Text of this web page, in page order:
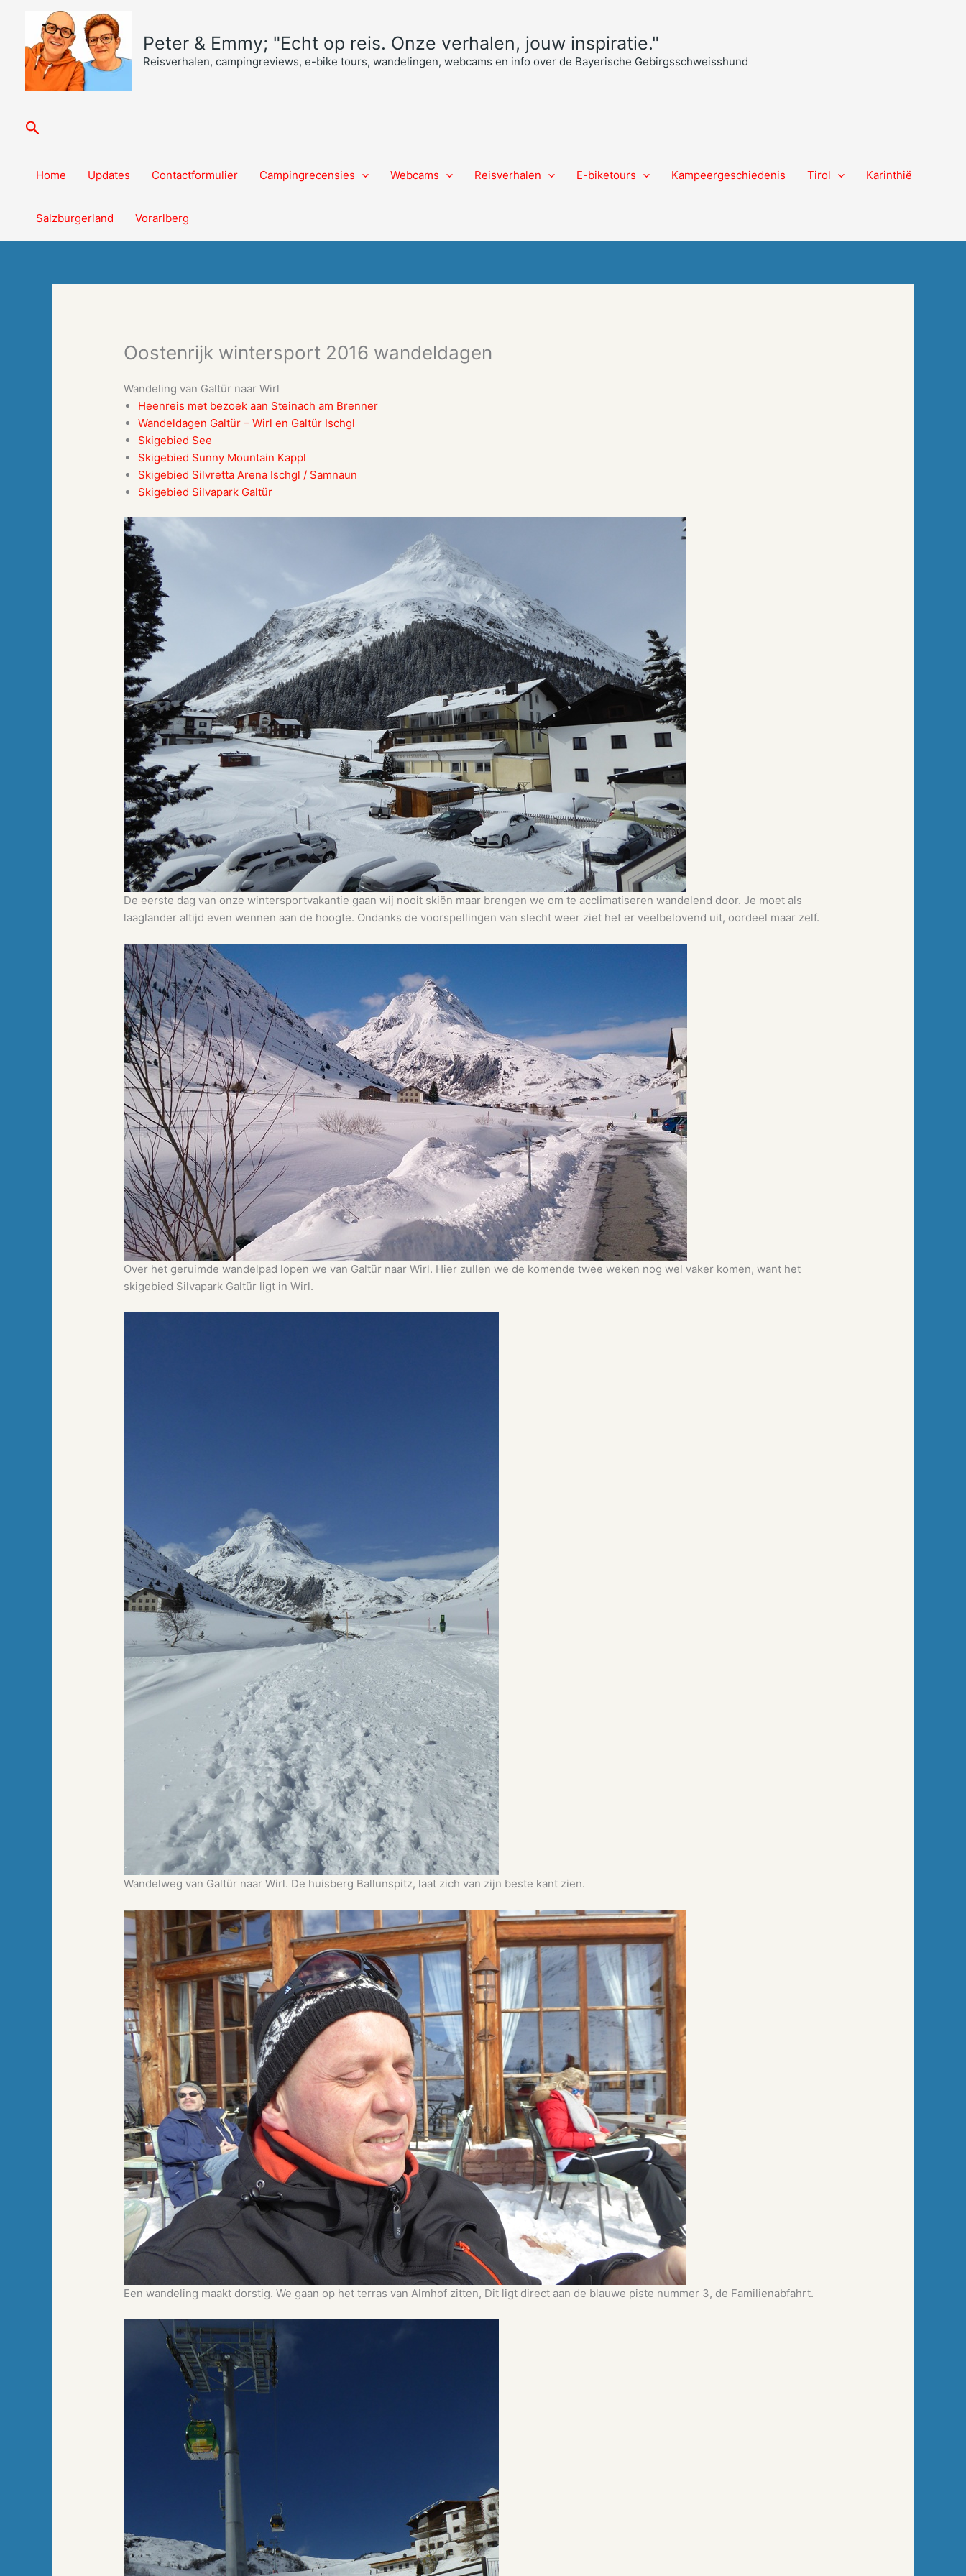
inhoud
Peter & Emmy; "Echt op reis. Onze verhalen, jouw inspiratie."
Reisverhalen, campingreviews, e-bike tours, wandelingen, webcams en info over de Bayerische Gebirgsschweisshund
Zoeken
Home Updates Contactformulier Campingrecensies Webcams Reisverhalen E-biketours Kampeergeschiedenis Tirol Karinthië
Salzburgerland Vorarlberg
Oostenrijk wintersport 2016 wandeldagen
Wandeling van Galtür naar Wirl
Heenreis met bezoek aan Steinach am Brenner
Wandeldagen Galtür – Wirl en Galtür Ischgl
Skigebied See
Skigebied Sunny Mountain Kappl
Skigebied Silvretta Arena Ischgl / Samnaun
Skigebied Silvapark Galtür
De eerste dag van onze wintersportvakantie gaan wij nooit skiën maar brengen we om te acclimatiseren wandelend door. Je moet als
laaglander altijd even wennen aan de hoogte. Ondanks de voorspellingen van slecht weer ziet het er veelbelovend uit, oordeel maar zelf.
Over het geruimde wandelpad lopen we van Galtür naar Wirl. Hier zullen we de komende twee weken nog wel vaker komen, want het
skigebied Silvapark Galtür ligt in Wirl.
Wandelweg van Galtür naar Wirl. De huisberg Ballunspitz, laat zich van zijn beste kant zien.
Een wandeling maakt dorstig. We gaan op het terras van Almhof zitten, Dit ligt direct aan de blauwe piste nummer 3, de Familienabfahrt.